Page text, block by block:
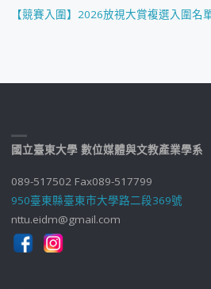
【競賽入圍】2026放視大賞複選入圍名
國立臺東大學 數位媒體與文教產業學系
089-517502 Fax089-517799
950臺東縣臺東市大學路二段369號
nttu.eidm@gmail.com